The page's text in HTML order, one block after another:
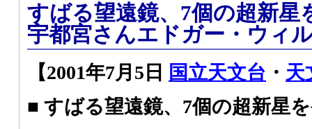
すばる望遠鏡、7個の超新星
宇都宮さんエドガー・ウィ
【2001年7月5日 国立天文台 ・ 天
■ すばる望遠鏡、7個の超新星